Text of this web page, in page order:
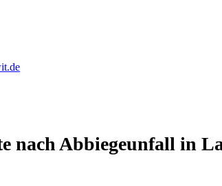
nach Abbiegeunfall in